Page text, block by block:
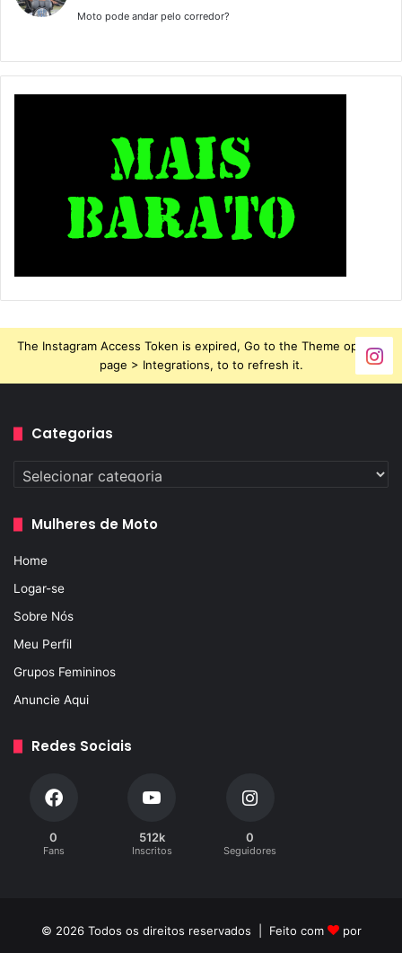
Moto pode andar pelo corredor?
The Instagram Access Token is expired, Go to the Theme options
page > Integrations, to to refresh it.
Categorias
Categorias
Mulheres de Moto
Home
Logar-se
Sobre Nós
Meu Perfil
Grupos Femininos
Anuncie Aqui
Redes Sociais
0
Fans
512k
Inscritos
0
Seguidores
© 2026 Todos os direitos reservados | Feito com
por